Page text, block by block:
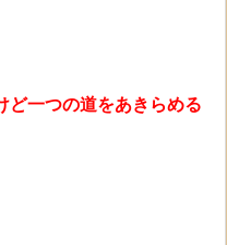
ど一つの道をあきらめる